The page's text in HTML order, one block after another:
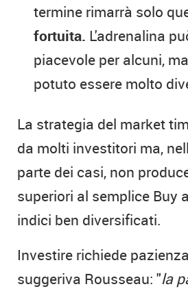
termine rimarrà solo
fortuita. L'adrenalina
piacevole per alcuni,
potuto essere molto
La strategia del market
da molti investitori ma,
parte dei casi, non
superiori al semplice Buy
indici ben diversificati.
Investire richiede
suggeriva Rousseau: "la